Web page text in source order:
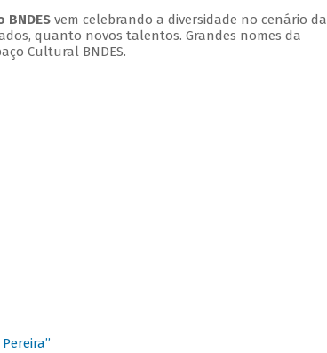
BNDESvem celebrando a diversidade no cenário da
quanto novos talentos. Grandes nomes da
Cultural BNDES.